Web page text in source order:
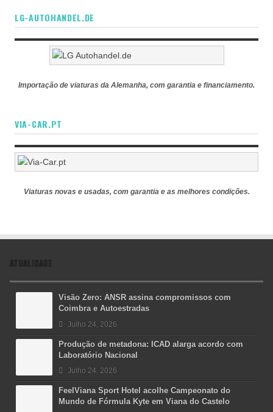
LG-AUTOHANDEL.DE
Importação de viaturas da Alemanha, com garantia e financiamento.
VIA-CAR.PT
Viaturas novas e usadas, com garantia e as melhores condições.
ATUALIDADE
Visão Zero: ANSR assina compromissos com
Coimbra e Autoestradas
Julho 24, 2026
Produção de metadona: ICAD alarga acordo com
Laboratório Nacional
Julho 24, 2026
FeelViana Sport Hotel acolhe Campeonato do
Mundo de Fórmula Kyte em Viana do Castelo